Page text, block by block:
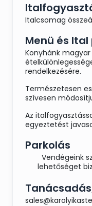
Italcsomag
Menü és
Konyhánk
rendelkezésére.
Természetesen
szívesen
Az
egyeztetést
Parkolás
Vendégeink
lehetőséget